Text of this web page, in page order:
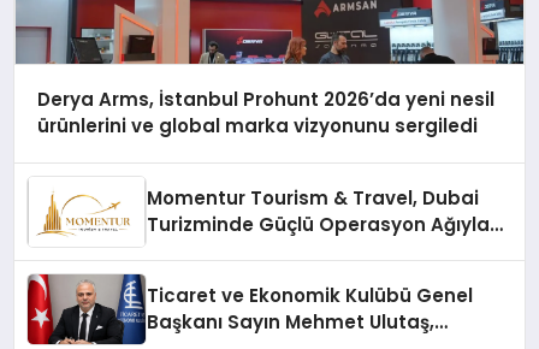
Derya Arms, İstanbul Prohunt 2026’da yeni nesil
ürünlerini ve global marka vizyonunu sergiledi
Momentur Tourism & Travel, Dubai
Turizminde Güçlü Operasyon Ağıyla
Ticaret ve Ekonomik Kulübü Genel
Başkanı Sayın Mehmet Ulutaş,